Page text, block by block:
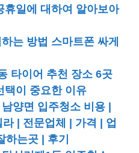
휴일에 대하여 알아보아
는 방법 스마트폰 싸게
타이어 추천 장소 6곳
택이 중요한 이유
양면 입주청소 비용 |
| 전문업체 | 가격 | 업
하는곳 | 후기